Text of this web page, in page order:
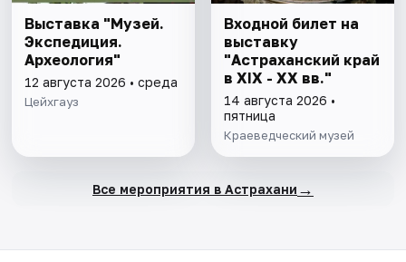
Выставка "Музей.
Экспедиция.
Археология"
12 августа 2026 • среда
Цейхгауз
Входной билет на
выставку
"Астраханский край
в XIX - XX вв."
14 августа 2026 •
пятница
Краеведческий музей
Все мероприятия в Астрахани →